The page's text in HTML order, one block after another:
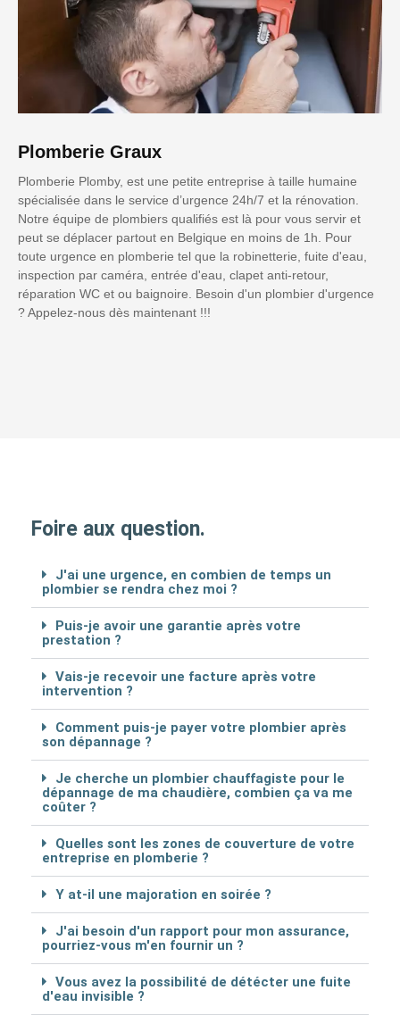
Plomberie Graux
Plomberie Plomby, est une petite entreprise à taille humaine
spécialisée dans le service d’urgence 24h/7 et la rénovation.
Notre équipe de plombiers qualifiés est là pour vous servir et
peut se déplacer partout en Belgique en moins de 1h. Pour
toute urgence en plomberie tel que la robinetterie, fuite d'eau,
inspection par caméra, entrée d'eau, clapet anti-retour,
réparation WC et ou baignoire. Besoin d'un plombier d'urgence
? Appelez-nous dès maintenant !!!
Foire aux question.
J'ai une urgence, en combien de temps un
plombier se rendra chez moi ?
Puis-je avoir une garantie après votre
prestation ?
Vais-je recevoir une facture après votre
intervention ?
Comment puis-je payer votre plombier après
son dépannage ?
Je cherche un plombier chauffagiste pour le
dépannage de ma chaudière, combien ça va me
coûter ?
Quelles sont les zones de couverture de votre
entreprise en plomberie ?
Y at-il une majoration en soirée ?
J'ai besoin d'un rapport pour mon assurance,
pourriez-vous m'en fournir un ?
Vous avez la possibilité de détécter une fuite
d'eau invisible ?